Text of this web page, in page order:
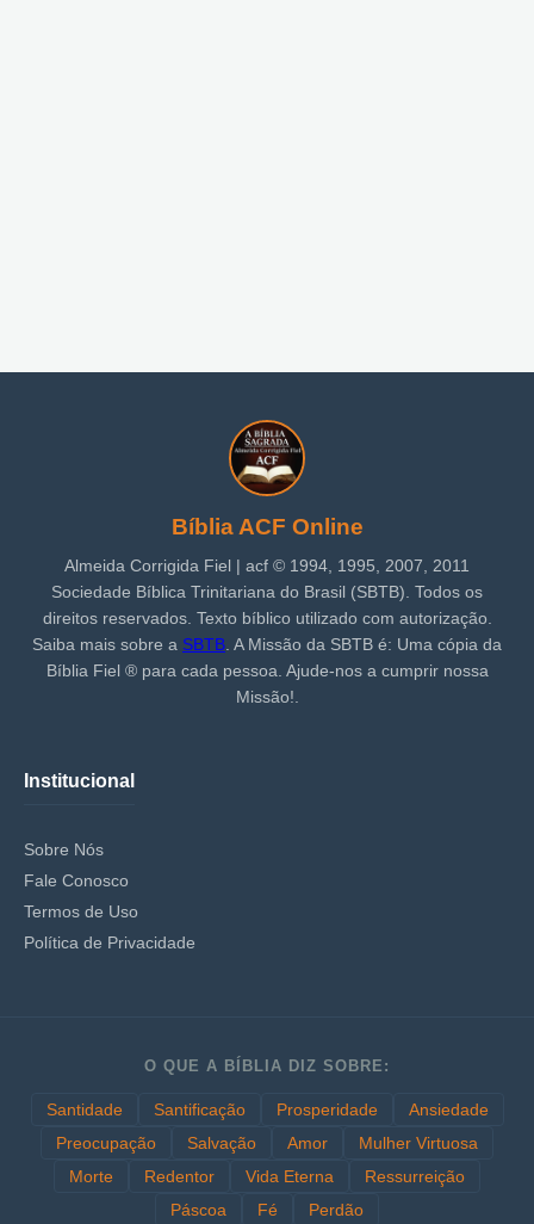
Bíblia ACF Online
Almeida Corrigida Fiel | acf ©️ 1994, 1995, 2007, 2011
Sociedade Bíblica Trinitariana do Brasil (SBTB). Todos os
direitos reservados. Texto bíblico utilizado com autorização.
Saiba mais sobre a SBTB . A Missão da SBTB é: Uma cópia da
Bíblia Fiel ®️ para cada pessoa. Ajude-nos a cumprir nossa
Missão!.
Institucional
Sobre Nós
Fale Conosco
Termos de Uso
Política de Privacidade
O QUE A BÍBLIA DIZ SOBRE:
Santidade Santificação Prosperidade
Ansiedade
Preocupação
Salvação Amor
Mulher Virtuosa
Morte
Redentor Vida Eterna
Ressurreição
Páscoa
Fé Perdão